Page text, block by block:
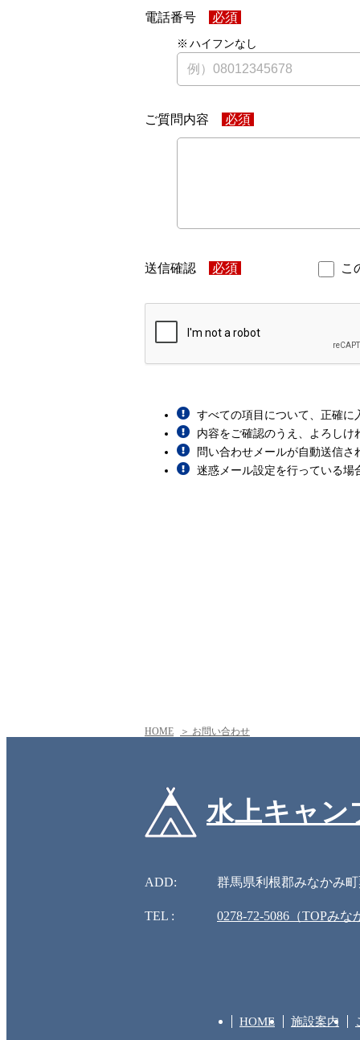
電話番号
ハイフンなし
ご質問内容
送信確認 こ
すべての項目について、正確に
内容をご確認のうえ、よろし
問い合わせメールが自動送信さ
迷惑メール設定を行っている場
HOME ＞ お問い合わせ
水上キャン
ADD: 群馬県利根郡みなかみ町
TEL : 0278-72-5086（TOPみな
HOME 施設案内